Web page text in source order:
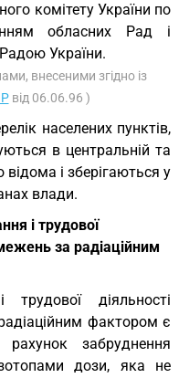
комітету України по
обласних Рад і
України.
внесеними згідно із
від 06.06.96 )
населених пунктів,
в центральній та
відома і зберігаються у
влади.
і трудової
за радіаційним
діяльності
фактором є
забруднення
дози, яка не